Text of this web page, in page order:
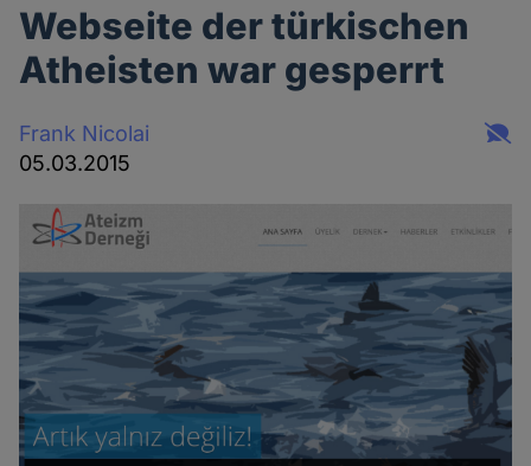
Webseite der türkischen
Atheisten war gesperrt
Frank Nicolai
05.03.2015